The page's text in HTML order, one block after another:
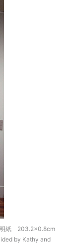
明紙 203.2×0.8cm
by Kathy and